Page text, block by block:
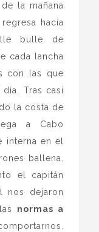
la mañana
hacia
bulle de
cada lancha
con las que
Tras casi
la costa de
a Cabo
interna en el
ballena.
el capitán
nos dejaron
normas a